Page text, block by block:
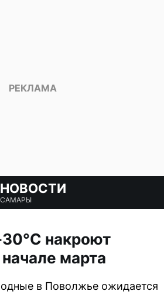
НОВОСТИ
САМАРЫ
накроют
марта
в Поволжье ожидается